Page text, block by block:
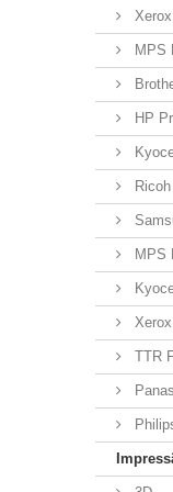
MPS
HP
MPS
TTR